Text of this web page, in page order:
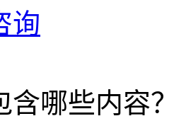
询
哪些内容？